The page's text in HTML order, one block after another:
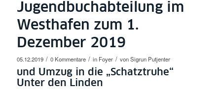
Jugendbuchabteilung im
Westhafen zum 1.
Dezember 2019
05.12.2019 / 0 Kommentare / in Foyer / vonSigrun Putjenter
und Umzug in die „Schatztruhe“
Unter den Linden